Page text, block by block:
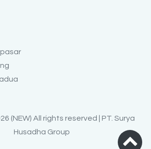
(NEW) All rights reserved | PT. Surya
Husadha Group